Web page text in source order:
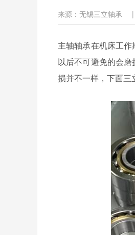
来源：无锡三立轴承 |
主轴轴承在机床工
以后不可避免的会
损并不一样，下面三